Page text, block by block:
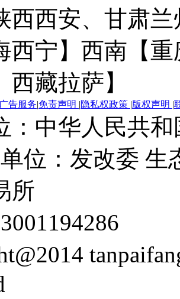
西西安、甘肃
宁】 西南【
藏拉萨】
广告服务|免责声明 |隐私权政策 |版权声明 |
：中华人民共
位：发改委 生
所